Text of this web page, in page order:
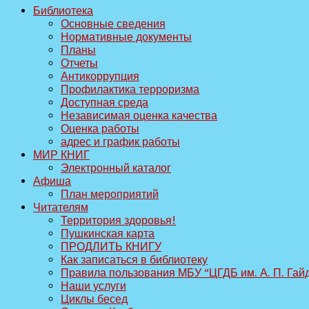
Библиотека
Основные сведения
Нормативные документы
Планы
Отчеты
Антикоррупция
Профилактика терроризма
Доступная среда
Независимая оценка качества
Оценка работы
адрес и график работы
МИР КНИГ
Электронный каталог
Афиша
План мероприятий
Читателям
Территория здоровья!
Пушкинская карта
ПРОДЛИТЬ КНИГУ
Как записаться в библиотеку
Правила пользования МБУ “ЦГДБ им. А. П.
Наши услуги
Циклы бесед